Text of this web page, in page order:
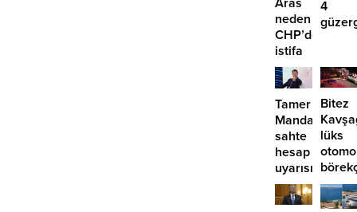
neden
CHP’den
istifa
etmiyor?
4
Tamer
sahte
hesap
uyarısı
Bitez
lüks
girdi:
2